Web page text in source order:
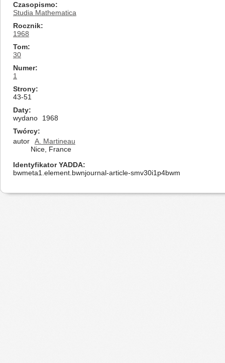
Czasopismo
Studia Mathematica
Rocznik
1968
Tom
30
Numer
1
Strony
43-51
Daty
wydano
1968
Twórcy
autor
A. Martineau
Nice, France
Identyfikator YADDA
bwmeta1.element.bwnjournal-article-smv30i1p4bwm